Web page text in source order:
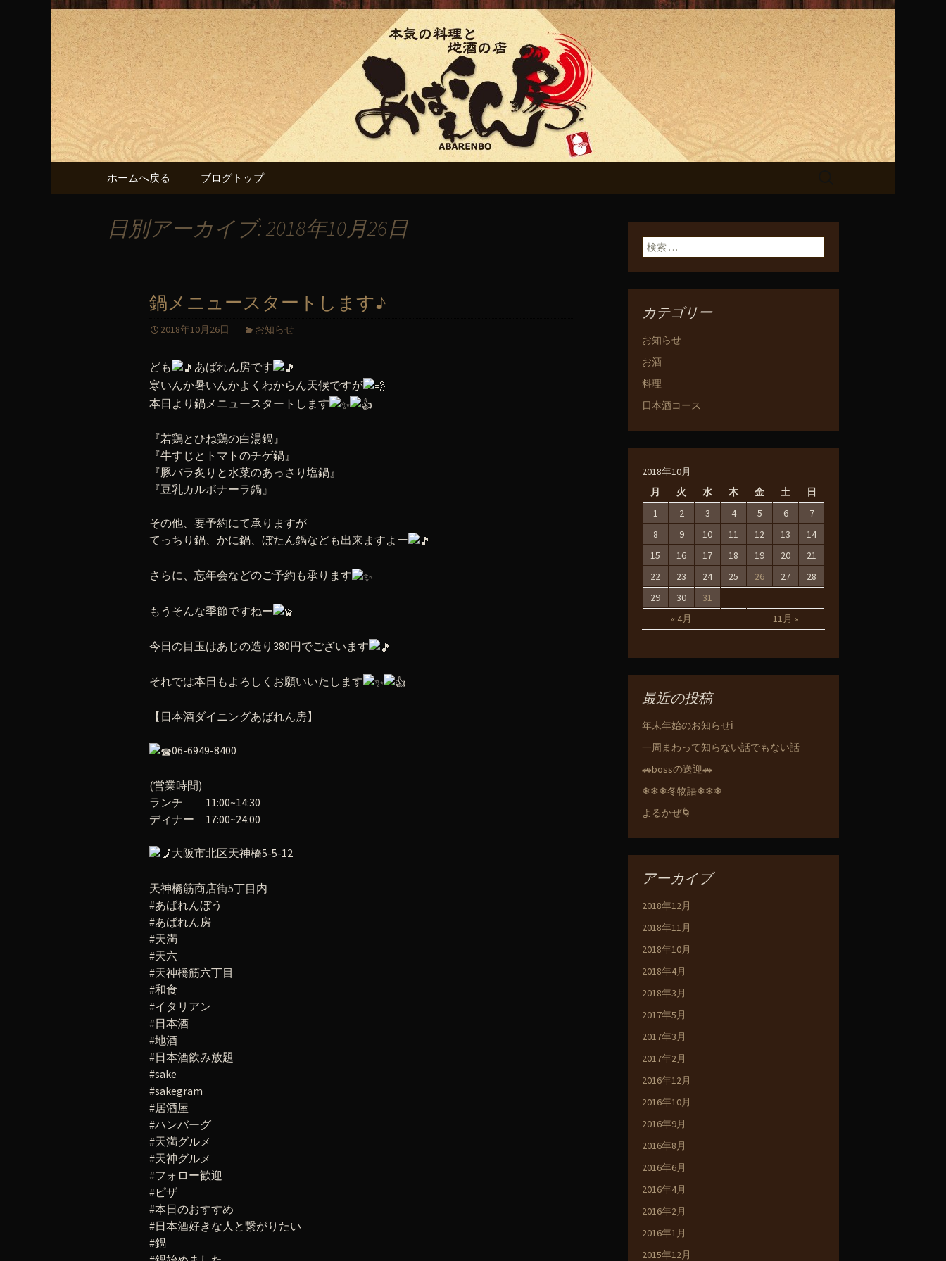
「あばれん房」からのお知らせ
「あばれん房」の最新情報
コンテンツへ移動
ホームへ戻る ブログトップ
日別アーカイブ: 2018年10月26日
鍋メニュースタートします♪
2018年10月26日 お知らせ
ども
あばれん房です
寒いんか暑いんかよくわからん天候ですが
本日より鍋メニュースタートします
『若鶏とひね鶏の白湯鍋』
『牛すじとトマトのチゲ鍋』
『豚バラ炙りと水菜のあっさり塩鍋』
『豆乳カルボナーラ鍋』
その他、要予約にて承りますが
てっちり鍋、かに鍋、ぼたん鍋なども出来ますよー
さらに、忘年会などのご予約も承ります
もうそんな季節ですねー
今日の目玉はあじの造り380円でございます
それでは本日もよろしくお願いいたします
【日本酒ダイニングあばれん房】
06-6949-8400
(営業時間)
ランチ 11:00~14:30
ディナー 17:00~24:00
大阪市北区天神橋5-5-12
天神橋筋商店街5丁目内
#あばれんぼう
#あばれん房
#天満
#天六
#天神橋筋六丁目
#和食
#イタリアン
#日本酒
#地酒
#日本酒飲み放題
#sake
#sakegram
#居酒屋
#ハンバーグ
#天満グルメ
#天神グルメ
#フォロー歓迎
#ピザ
#本日のおすすめ
#日本酒好きな人と繋がりたい
#鍋
検索:
カテゴリー
お知らせ
お酒
料理
日本酒コース
2018年10月
月
火 水 木 金 土 日
« 4月 11月 »
1 2 3 4 5 6
7
8
9 10 11 12 13
14
15
16 17 18 19 20
21
22
23 24 25 26 27
28
29
30 31
最近の投稿
年末年始のお知らせℹ️
一周まわって知らない話でもない話
🚗bossの送迎🚗
❄❄❄冬物語❄❄❄
よるかぜ🌀
アーカイブ
2018年12月
2018年11月
2018年10月
2018年4月
2018年3月
2017年5月
2017年3月
2017年2月
2016年12月
2016年10月
2016年9月
2016年8月
2016年6月
2016年4月
2016年2月
2016年1月
2015年12月